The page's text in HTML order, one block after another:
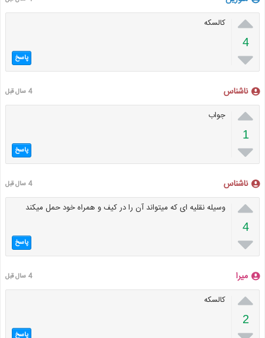

4

کالسکه
پاسخ
ناشناس 4 سال قبل

1

جواب
پاسخ
ناشناس 4 سال قبل

4

وسیله نقلیه ای که میتواند آن را در کیف و همراه خود حمل میکند
پاسخ
میرا 4 سال قبل

2
کالسکه
پاسخ